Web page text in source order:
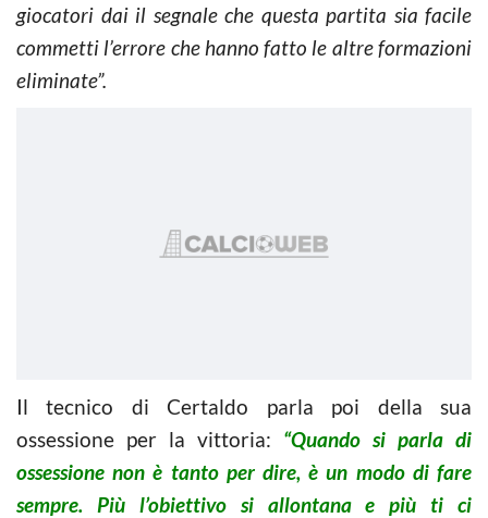
giocatori dai il segnale che questa partita sia facile
commetti l’errore che hanno fatto le altre formazioni
eliminate”.
Il tecnico di Certaldo parla poi della sua
ossessione per la vittoria: “Quando si parla di
ossessione non è tanto per dire, è un modo di fare
sempre. Più l’obiettivo si allontana e più ti ci